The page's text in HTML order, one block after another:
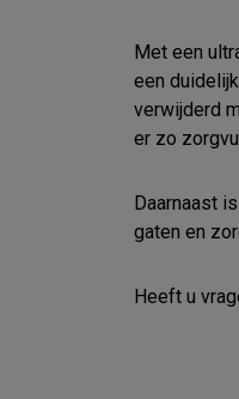
Met een
een
verwijderd
er zo
Daarnaast
gaten en
Heeft u